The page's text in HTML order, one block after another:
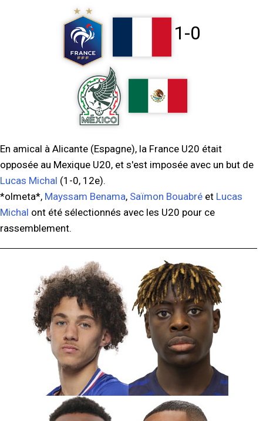
1-0
En amical à Alicante (Espagne), la France U20 était
opposée au Mexique U20, et s'est imposée avec un but de
Lucas Michal (1-0, 12e).
*olmeta*, Mayssam Benama, Saïmon Bouabré et Lucas
Michal ont été sélectionnés avec les U20 pour ce
rassemblement.